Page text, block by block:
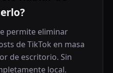
permite eliminar
de TikTok en masa
de escritorio. Sin
local.